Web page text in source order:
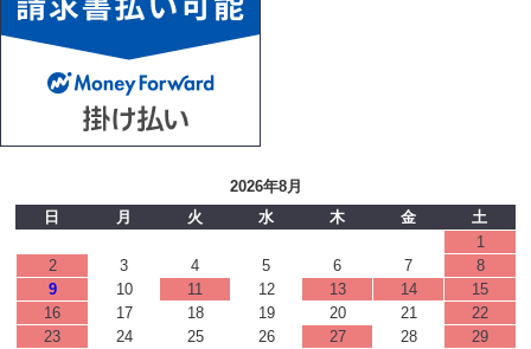
2026年8月
日
月 火 水 木 金
土
1
2
3 4 5 6 7
8
9
10 11 12 13 14
15
16
17 18 19 20 21
22
23
24 25 26 27 28
29